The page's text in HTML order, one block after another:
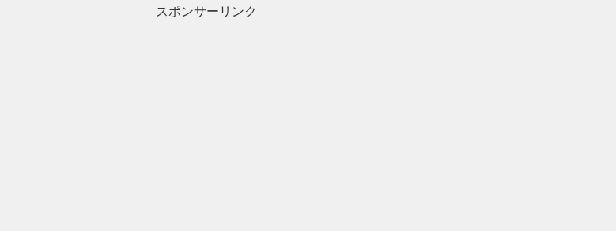
スポンサーリンク